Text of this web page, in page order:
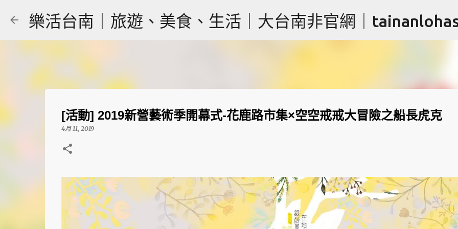
跳到主要內容
樂活台南｜旅遊、美食、生活｜大台南非官網｜
[活動] 2019新營藝術季開幕式-花鹿路市集×空空戒戒大冒險之船長虎克
4月 11, 2019